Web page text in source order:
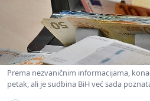
Prema nezvaničnim informacijama,
petak, ali je sudbina BiH već sada